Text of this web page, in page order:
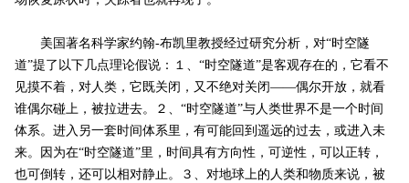
美国著名科学家约翰-布凯里教授经过研究分析，对“时空隧
道”提了以下几点理论假说：１、“时空隧道”是客观存在的，它看不
见摸不着，对人类，它既关闭，又不绝对关闭――偶尔开放，就看
谁偶尔碰上，被拉进去。２、“时空隧道”与人类世界不是一个时间
体系。进入另一套时间体系里，有可能回到遥远的过去，或进入未
来。因为在“时空隧道”里，时间具有方向性，可逆性，可以正转，
也可倒转，还可以相对静止。３、对地球上的人类和物质来说，被